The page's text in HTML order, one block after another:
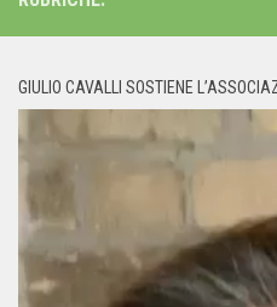
GIULIO CAVALLI SOSTIENE
Player